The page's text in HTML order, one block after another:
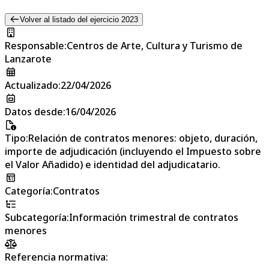
Volver al listado del ejercicio 2023
Responsable:Centros de Arte, Cultura y Turismo de
Lanzarote
Actualizado:22/04/2026
Datos desde:16/04/2026
Tipo:Relación de contratos menores: objeto, duración,
importe de adjudicación (incluyendo el Impuesto sobre
el Valor Añadido) e identidad del adjudicatario.
Categoría:Contratos
Subcategoría:Información trimestral de contratos
menores
Referencia normativa: